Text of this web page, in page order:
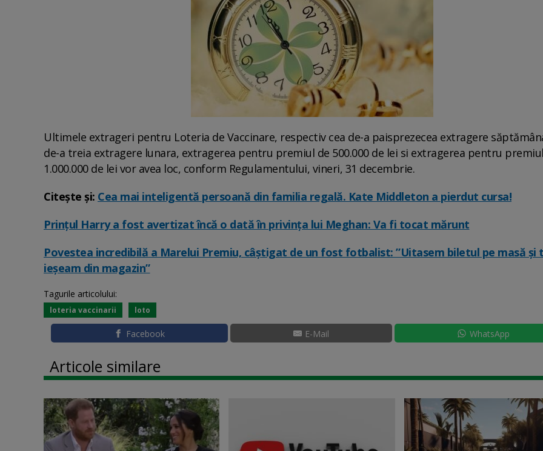
Ultimele extrageri pentru Loteria de Vaccinare, respectiv cea de-a paisprezecea extragere
de-a treia extragere lunara, extragerea pentru premiul de 500.000 de lei si extragerea pentru
1.000.000 de lei vor avea loc, conform Regulamentului, vineri, 31 decembrie.
Citește și: Cea mai inteligentă persoană din familia regală. Kate Middleton a pierdut cursa!
Prințul Harry a fost avertizat încă o dată în privința lui Meghan: Va fi tocat mărunt
Povestea incredibilă a Marelui Premiu, câștigat de un fost fotbalist: ”Uitasem biletul pe masă și
ieșeam din magazin”
Tagurile articolului:
loteria vaccinarii loto
Facebook E-Mail WhatsApp
Articole similare